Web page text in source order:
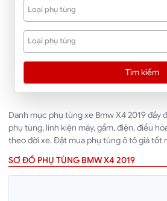
Loại phụ tùng
Loại phụ tùng
Tìm kiếm
Danh mục phụ tùng xe Bmw X4 2019 đầy
phụ tùng, linh kiện máy, gầm, điện, điều
theo đời xe. Đặt mua phụ tùng ô tô giá tốt
SƠ ĐỒ PHỤ TÙNG BMW X4 2019